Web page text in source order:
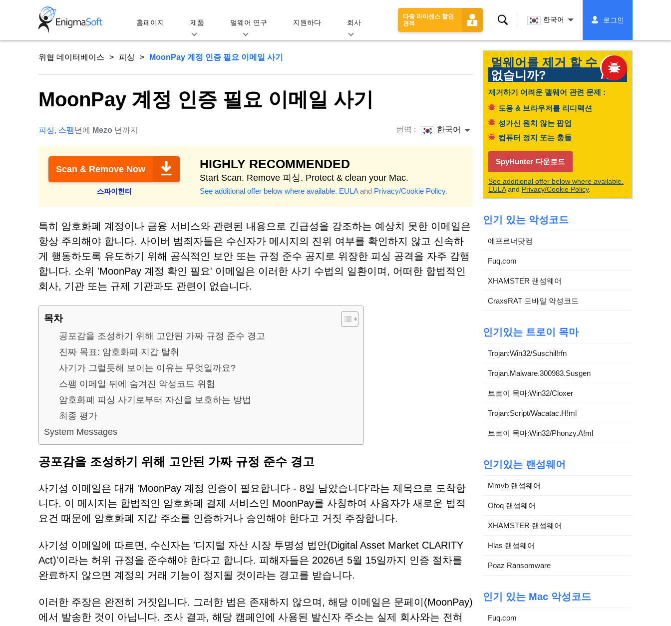
홈페이지 제품 멀웨어 연구 지원하다 회사
다중 라이센스 할인
견적
찾
한국어 로그인
위협 데이터베이스 피싱 MoonPay 계정 인증 필요 이메일 사기
MoonPay 계정 인증 필요 이메일 사기
피싱, 스팸 년에 Mezo 년까지 번역 : 한국어
Scan & Remove Now
스파이헌터
HIGHLY RECOMMENDED
Start Scan. Remove 피싱. Protect & clean your Mac.
See additional offer below where available. EULAand Privacy/Cookie Policy.
특히 암호화폐 계정이나 금융 서비스와 관련된 내용으로 긴급성을 강조하는 예상치 못한 이메일은
항상 주의해야 합니다. 사이버 범죄자들은 수신자가 메시지의 진위 여부를 확인하지 않고 신속하
게 행동하도록 유도하기 위해 공식적인 보안 또는 규정 준수 공지로 위장한 피싱 공격을 자주 감행
합니다. 소위 'MoonPay 계정 확인 필요' 이메일은 이러한 사기 수법의 일환이며, 어떠한 합법적인
회사, 기관 또는 규제 기관과도 관련이 없습니다.
목차
공포감을 조성하기 위해 고안된 가짜 규정 준수 경고
진짜 목표: 암호화폐 지갑 탈취
사기가 그럴듯해 보이는 이유는 무엇일까요?
스팸 이메일 뒤에 숨겨진 악성코드 위험
암호화폐 피싱 사기로부터 자신을 보호하는 방법
최종 평가
System Messages
공포감을 조성하기 위해 고안된 가짜 규정 준수 경고
사기성 이메일은 대개 'MoonPay 계정 인증이 필요합니다 - 8일 남았습니다'라는 제목으로 도착합
니다. 이 메시지는 합법적인 암호화폐 결제 서비스인 MoonPay를 사칭하여 사용자가 새로운 법적
요건 때문에 암호화폐 지갑 주소를 인증하거나 승인해야 한다고 거짓 주장합니다.
사기성 이메일에 따르면, 수신자는 '디지털 자산 시장 투명성 법안(Digital Asset Market CLARITY
Act)'이라는 허위 규정을 준수해야 한다고 합니다. 피해자들은 2026년 5월 15일까지 인증 절차를
완료하지 않으면 계정의 거래 기능이 정지될 것이라는 경고를 받습니다.
이러한 주장은 완전히 거짓입니다. 그러한 법은 존재하지 않으며, 해당 이메일은 문페이(MoonPay)
에서 발송한 것이 아닙니다. 조사 결과, 해당 캠페인에 사용된 발신자 주소는 실제 회사와는 전혀
멀웨어를 제거 할 수
없습니까?
제거하기 어려운 맬웨어 관련 문제 :
도용 & 브라우저를 리디렉션
성가신 원치 않는 팝업
컴퓨터 정지 또는 충돌
SpyHunter 다운로드
See additional offer below where available.
EULAand Privacy/Cookie Policy.
인기 있는 악성코드
에포르너닷컴
Fuq.com
XHAMSTER 랜섬웨어
CraxsRAT 모바일 악성코드
인기있는 트로이 목마
Trojan:Win32/Suschil!rfn
Trojan.Malware.300983.Susgen
트로이 목마:Win32/Cloxer
Trojan:Script/Wacatac.H!ml
트로이 목마:Win32/Phonzy.A!ml
인기있는 랜섬웨어
Mmvb 랜섬웨어
Ofoq 랜섬웨어
XHAMSTER 랜섬웨어
Hlas 랜섬웨어
Poaz Ransomware
인기 있는 Mac 악성코드
Fuq.com